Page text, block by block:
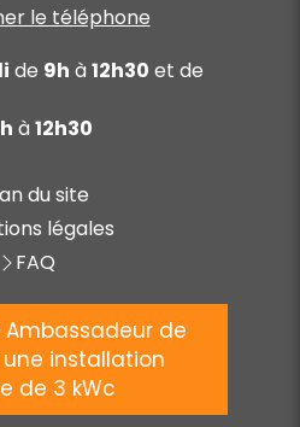
le téléphone
de 9h à12h30 et de
à12h30
du site
légales
FAQ
de
une installation
de 3 kWc